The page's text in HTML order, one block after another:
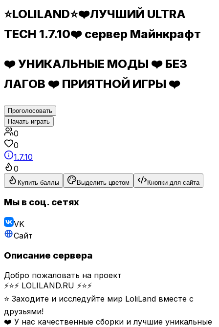
⭐LOLILAND⭐❤️ЛУЧШИЙ ULTRA
TECH 1.7.10❤️ сервер Майнкрафт
❤️ УНИКАЛЬНЫЕ МОДЫ ❤️ БЕЗ
ЛАГОВ ❤️ ПРИЯТНОЙ ИГРЫ ❤️
Проголосовать
Начать играть
0
0
1.7.10
0
Купить баллы Выделить цветом Кнопки для сайта
Мы в соц. сетях
VK
Сайт
Описание сервера
Добро пожаловать на проект
⚡⭐⚡ LOLILAND.RU ⚡⭐⚡
⭐ Заходите и исследуйте мир LoliLand вместе с
друзьями!
❤️ У нас качественные сборки и лучшие уникальные